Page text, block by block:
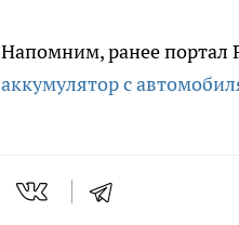
Напомним, ранее портал
аккумулятор с